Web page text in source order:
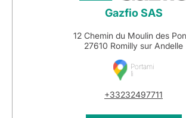
Gazfio SAS
12 Chemin du Moulin des
27610 Romilly sur Andelle
Portami
lì
+33232497711